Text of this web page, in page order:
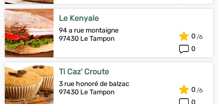
Le Kenyale
94 a rue montaigne
97430 Le Tampon
0
0
Ti Caz' Croute
3 rue honoré de balzac
97430 Le Tampon
0
0